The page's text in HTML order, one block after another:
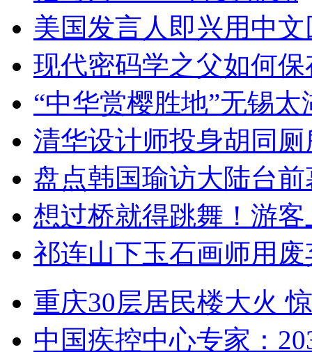
美国发言人即兴用中
现代密码学之父如何
“中华赏樱胜地”无锡
清华设计师投身胡同
盘点韩国瑜访大陆台
想过桥就得跳舞！游客
祁连山下玉石画师用
重庆30层居民楼大火
中国疾控中心专家：